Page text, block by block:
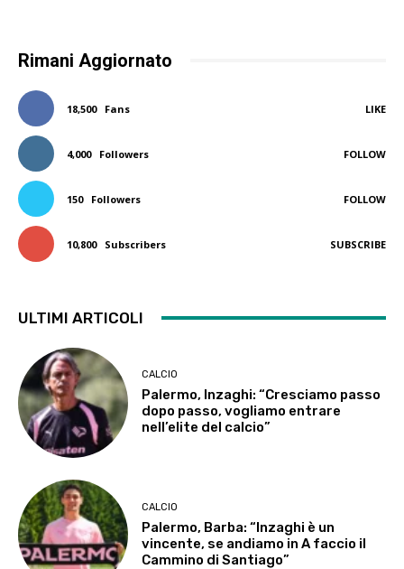
Rimani Aggiornato
18,500 Fans LIKE
4,000 Followers FOLLOW
150 Followers FOLLOW
10,800 Subscribers SUBSCRIBE
ULTIMI ARTICOLI
CALCIO
Palermo, Inzaghi: “Cresciamo passo
dopo passo, vogliamo entrare
nell’elite del calcio”
CALCIO
Palermo, Barba: “Inzaghi è un
vincente, se andiamo in A faccio il
Cammino di Santiago”